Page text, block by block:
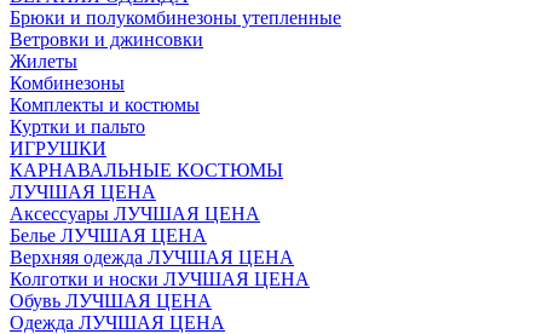
Брюки и полукомбинезоны утепленные
Ветровки и джинсовки
Жилеты
Комбинезоны
Комплекты и костюмы
Куртки и пальто
ИГРУШКИ
КАРНАВАЛЬНЫЕ КОСТЮМЫ
ЛУЧШАЯ ЦЕНА
Аксессуары ЛУЧШАЯ ЦЕНА
Белье ЛУЧШАЯ ЦЕНА
Верхняя одежда ЛУЧШАЯ ЦЕНА
Колготки и носки ЛУЧШАЯ ЦЕНА
Обувь ЛУЧШАЯ ЦЕНА
Одежда ЛУЧШАЯ ЦЕНА